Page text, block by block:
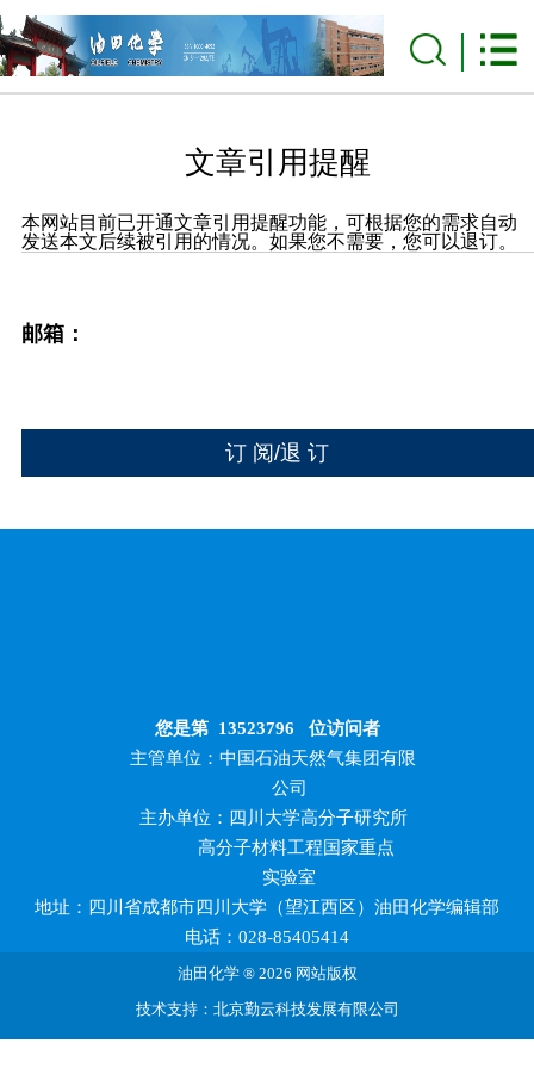
文章引用提醒
本网站目前已开通文章引用提醒功能，可根据您的需求自动
发送本文后续被引用的情况。如果您不需要，您可以退订。
邮箱：
您是第 13523796 位访问者
主管单位：中国石油天然气集团有限
公司
主办单位：四川大学高分子研究所
高分子材料工程国家重点
实验室
地址：四川省成都市四川大学（望江西区）油田化学编辑部
电话：028-85405414
油田化学 ® 2026 网站版权
技术支持：北京勤云科技发展有限公司